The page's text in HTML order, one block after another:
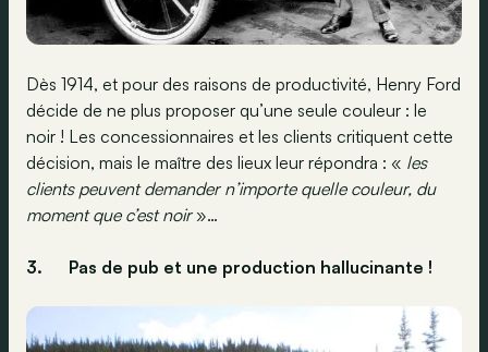
Dès 1914, et pour des raisons de productivité, Henry Ford
décide de ne plus proposer qu’une seule couleur : le
noir ! Les concessionnaires et les clients critiquent cette
décision, mais le maître des lieux leur répondra : « les
clients peuvent demander n’importe quelle couleur, du
moment que c’est noir»…
3. Pas de pub et une production hallucinante !